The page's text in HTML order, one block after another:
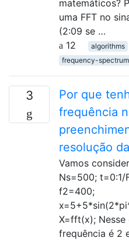
matemáticos?
uma FFT no
(2:09 se …
12
algorithms
frequency-spectrum
3
Por que
frequência
resolução
Vamos
Ns=500; t=0:1/
f2=400;
X=fft(x); Nesse
frequência é 2